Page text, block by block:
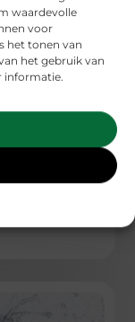
waardevolle
voor
het tonen van
het gebruik van
informatie.
tuinritme
buiten zitten,